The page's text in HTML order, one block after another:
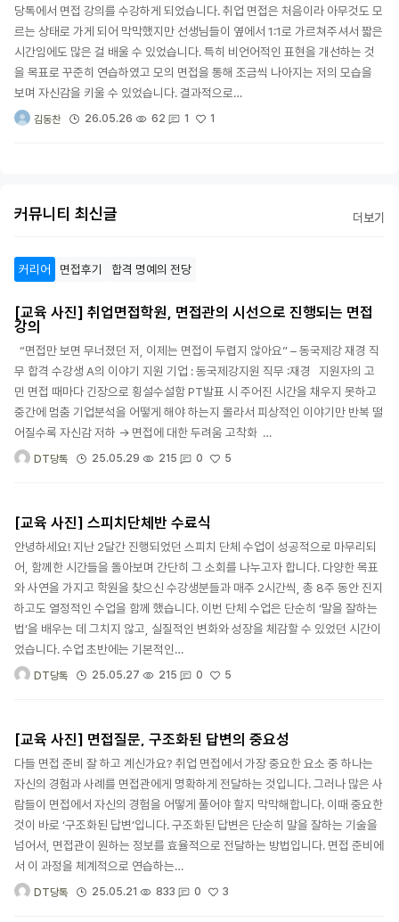
당톡에서 면접 강의를 수강하게 되었습니다. 취업 면접은 처음이라 아무것도 모
르는 상태로 가게 되어 막막했지만 선생님들이 옆에서 1:1로 가르쳐주셔서 짧은
시간임에도 많은 걸 배울 수 있었습니다. 특히 비언어적인 표현을 개선하는 것
을 목표로 꾸준히 연습하였고 모의 면접을 통해 조금씩 나아지는 저의 모습을
보며 자신감을 키울 수 있었습니다. 결과적으로…
김동찬 26.05.26 62 1 1
커뮤니티 최신글 더보기
커리어 면접후기 합격 명예의 전당
[교육 사진] 취업면접학원, 면접관의 시선으로 진행되는 면접
강의
“면접만 보면 무너졌던 저, 이제는 면접이 두렵지 않아요” – 동국제강 재경 직
무 합격 수강생 A의 이야기 지원 기업 : 동국제강지원 직무 :재경 지원자의 고
민 면접 때마다 긴장으로 횡설수설함 PT발표 시 주어진 시간을 채우지 못하고
중간에 멈춤 기업분석을 어떻게 해야 하는지 몰라서 피상적인 이야기만 반복 떨
어질수록 자신감 저하 → 면접에 대한 두려움 고착화 …
DT당톡 25.05.29 215 0 5
[교육 사진] 스피치단체반 수료식
안녕하세요! 지난 2달간 진행되었던 스피치 단체 수업이 성공적으로 마무리되
어, 함께한 시간들을 돌아보며 간단히 그 소회를 나누고자 합니다. 다양한 목표
와 사연을 가지고 학원을 찾으신 수강생분들과 매주 2시간씩, 총 8주 동안 진지
하고도 열정적인 수업을 함께 했습니다. 이번 단체 수업은 단순히 ‘말을 잘하는
법’을 배우는 데 그치지 않고, 실질적인 변화와 성장을 체감할 수 있었던 시간이
었습니다. 수업 초반에는 기본적인…
DT당톡 25.05.27 215 0 5
[교육 사진] 면접질문, 구조화된 답변의 중요성
다들 면접 준비 잘 하고 계신가요? 취업 면접에서 가장 중요한 요소 중 하나는
자신의 경험과 사례를 면접관에게 명확하게 전달하는 것입니다. 그러나 많은 사
람들이 면접에서 자신의 경험을 어떻게 풀어야 할지 막막해합니다. 이때 중요한
것이 바로 ‘구조화된 답변’입니다. 구조화된 답변은 단순히 말을 잘하는 기술을
넘어서, 면접관이 원하는 정보를 효율적으로 전달하는 방법입니다. 면접 준비에
서 이 과정을 체계적으로 연습하는…
DT당톡 25.05.21 833 0 3